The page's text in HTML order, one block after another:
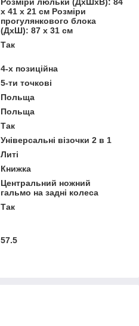
х 41 х 21 см Розміри
прогулянкового блока
(ДхШ): 87 х 31 см
Так
4-х позиційна
5-ти точкові
Польща
Польща
Так
Універсальні візочки 2 в 1
Литі
Книжка
Центральний ножний
гальмо на задні колеса
Так
57.5